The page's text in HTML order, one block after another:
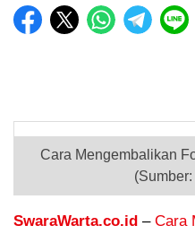
Cara Mengembalikan
SwaraWarta.co.id – Cara